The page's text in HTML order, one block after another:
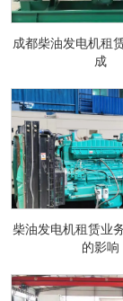
成都柴油发电机租
成
柴油发电机租赁业
的影响